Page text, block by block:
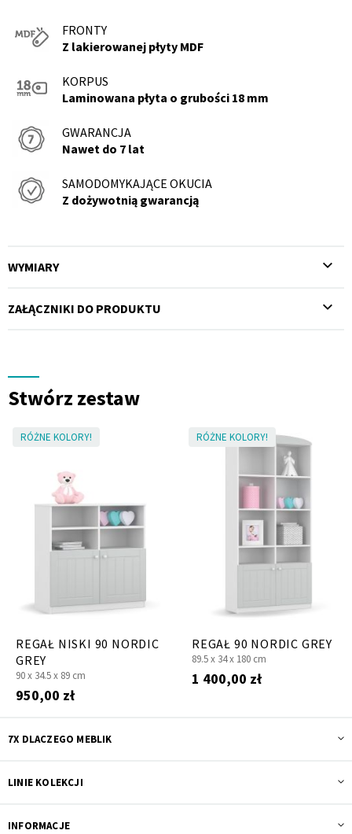
FRONTY
Z lakierowanej płyty MDF
KORPUS
Laminowana płyta o grubości 18 mm
GWARANCJA
Nawet do 7 lat
SAMODOMYKAJĄCE OKUCIA
Z dożywotnią gwarancją
WYMIARY
ZAŁĄCZNIKI DO PRODUKTU
Stwórz zestaw
RÓŻNE KOLORY!
REGAŁ NISKI 90 NORDIC
GREY
90 x 34.5 x 89 cm
950,00 zł
RÓŻNE KOLORY!
REGAŁ 90 NORDIC GREY
89.5 x 34 x 180 cm
1 400,00 zł
7X DLACZEGO MEBLIK
LINIE KOLEKCJI
INFORMACJE